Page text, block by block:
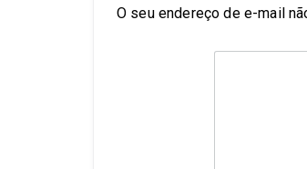
O seu endereço de e-mail